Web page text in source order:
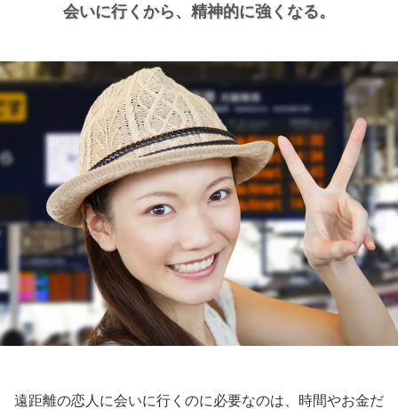
会いに行くから、 精神的に強くなる。
遠距離の恋人に会いに行くのに必要なのは、時間やお金だ